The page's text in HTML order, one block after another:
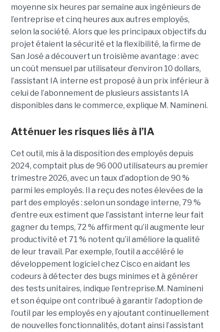
moyenne six heures par semaine aux ingénieurs de
l’entreprise et cinq heures aux autres employés,
selon la société. Alors que les principaux objectifs du
projet étaient la sécurité et la flexibilité, la firme de
San José a découvert un troisième avantage : avec
un coût mensuel par utilisateur d’environ 10 dollars,
l’assistant IA interne est proposé à un prix inférieur à
celui de l’abonnement de plusieurs assistants IA
disponibles dans le commerce, explique M. Namineni.
Atténuer les risques liés à l’IA
Cet outil, mis à la disposition des employés depuis
2024, comptait plus de 96 000 utilisateurs au premier
trimestre 2026, avec un taux d’adoption de 90 %
parmi les employés. Il a reçu des notes élevées de la
part des employés : selon un sondage interne, 79 %
d’entre eux estiment que l’assistant interne leur fait
gagner du temps, 72 % affirment qu’il augmente leur
productivité et 71 % notent qu’il améliore la qualité
de leur travail. Par exemple, l’outil a accéléré le
développement logiciel chez Cisco en aidant les
codeurs à détecter des bugs minimes et à générer
des tests unitaires, indique l’entreprise.M. Namineni
et son équipe ont contribué à garantir l’adoption de
l’outil par les employés en y ajoutant continuellement
de nouvelles fonctionnalités, dotant ainsi l’assistant